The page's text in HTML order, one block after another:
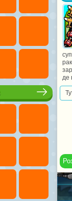
де